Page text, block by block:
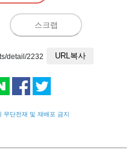
스크랩
detail/2232 URL복사
무단전재 및 재배포 금지